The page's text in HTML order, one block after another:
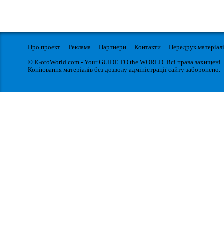
Про проект Реклама Партнери Контакти
Передрук
© IGotoWorld.com - Your GUIDE TO the WORLD. Всі права захищені.
Копіювання матеріалів без дозволу адміністрації сайту заборонено.